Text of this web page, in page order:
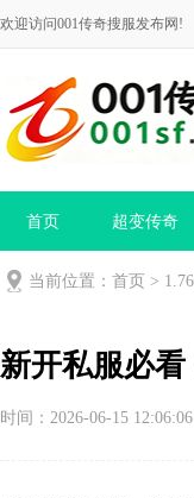
欢迎访问001传奇搜服发布网!
首页 超变传奇
当前位置： 首页 >
新开私服必
时间：2026-06-15 12:06:06